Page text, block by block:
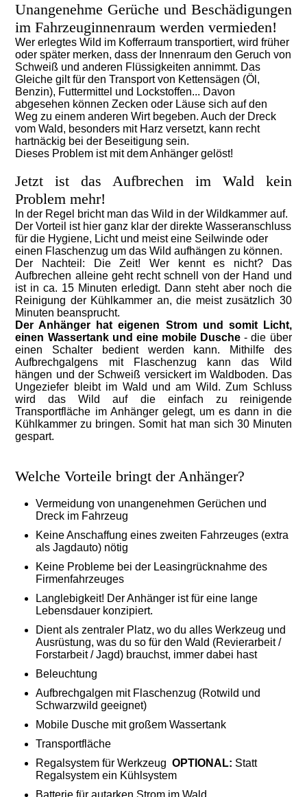
Unangenehme Gerüche und Beschädigungen
im Fahrzeuginnenraum werden vermieden!
Wer erlegtes Wild im Kofferraum transportiert, wird früher
oder später merken, dass der Innenraum den Geruch von
Schweiß und anderen Flüssigkeiten annimmt. Das
Gleiche gilt für den Transport von Kettensägen (Öl,
Benzin), Futtermittel und Lockstoffen... Davon
abgesehen können Zecken oder Läuse sich auf den
Weg zu einem anderen Wirt begeben. Auch der Dreck
vom Wald, besonders mit Harz versetzt, kann recht
hartnäckig bei der Beseitigungsein.
Dieses Problem ist mit dem Anhänger gelöst!
Jetzt ist das Aufbrechen im Wald kein
Problem mehr!
In der Regel bricht man das Wild in der Wildkammer auf.
Der Vorteil ist hier ganz klar der direkte Wasseranschluss
für die Hygiene, Licht und meist eine Seilwinde oder
einen Flaschenzug um das Wild aufhängen zu können.
Der Nachteil: Die Zeit! Wer kennt es nicht? Das
Aufbrechen alleine geht recht schnell von der Hand und
ist in ca. 15 Minuten erledigt. Dann steht aber noch die
Reinigung der Kühlkammer an, die meist zusätzlich 30
Minuten beansprucht.
Der Anhänger hat eigenen Strom und somit Licht,
einen Wassertank und eine mobile Dusche - die über
einen Schalter bedient werden kann. Mithilfe des
Aufbrechgalgens mit Flaschenzug kann das Wild
hängen und der Schweiß versickert im Waldboden. Das
Ungeziefer bleibt im Wald und am Wild. Zum Schluss
wird das Wild auf die einfach zu reinigende
Transportfläche im Anhänger gelegt, um es dann in die
Kühlkammer zu bringen. Somit hat man sich 30 Minuten
gespart.
Welche Vorteile bringt der Anhänger?
Vermeidung von unangenehmen Gerüchen und
Dreck im Fahrzeug
Keine Anschaffung eines zweiten Fahrzeuges (extra
als Jagdauto) nötig
Keine Probleme bei der Leasingrücknahme des
Firmenfahrzeuges
Langlebigkeit! Der Anhänger ist für eine lange
Lebensdauer konzipiert.
Dient als zentraler Platz, wo du alles Werkzeug und
Ausrüstung, was du so für den Wald (Revierarbeit /
Forstarbeit / Jagd) brauchst, immer dabei hast
Beleuchtung
Aufbrechgalgen mit Flaschenzug (Rotwild und
Schwarzwild geeignet)
Mobile Dusche mit großem Wassertank
Transportfläche
Regalsystem für Werkzeug OPTIONAL: Statt
Regalsystem ein Kühlsystem